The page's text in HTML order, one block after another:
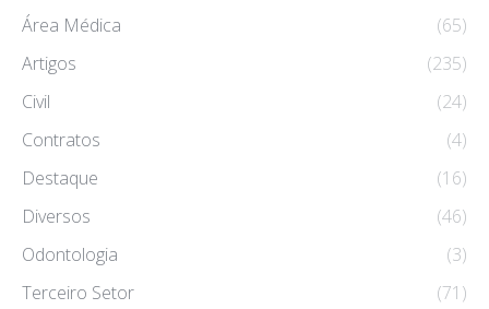
Área Médica
(65)
Artigos
(235)
Civil
(24)
Contratos
(4)
Destaque
(16)
Diversos
(46)
Odontologia
(3)
Terceiro Setor
(71)